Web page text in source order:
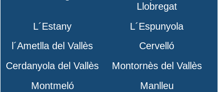
Llobregat
L´Estany
L´Espunyola
l´Ametlla del Vallès
Cervelló
Cerdanyola del Vallès
Montornès del Vallès
Montmeló
Manlleu